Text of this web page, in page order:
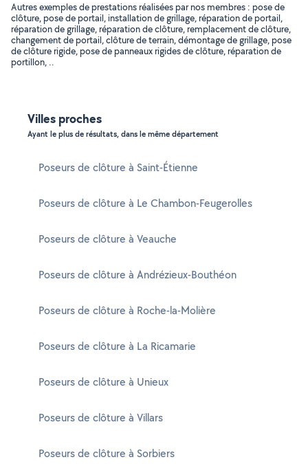
Autres exemples de prestations réalisées par nos membres : pose de
clôture, pose de portail, installation de grillage, réparation de portail,
réparation de grillage, réparation de clôture, remplacement de clôture,
changement de portail, clôture de terrain, démontage de grillage, pose
de clôture rigide, pose de panneaux rigides de clôture, réparation de
portillon, ..
Villes proches
Ayant le plus de résultats, dans le même département
Poseurs de clôture à Saint-Étienne
Poseurs de clôture à Le Chambon-Feugerolles
Poseurs de clôture à Veauche
Poseurs de clôture à Andrézieux-Bouthéon
Poseurs de clôture à Roche-la-Molière
Poseurs de clôture à La Ricamarie
Poseurs de clôture à Unieux
Poseurs de clôture à Villars
Poseurs de clôture à Sorbiers